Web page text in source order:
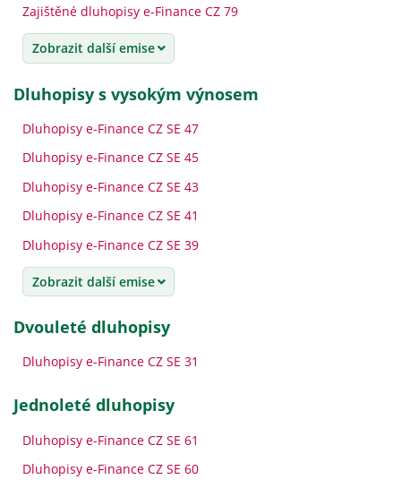
Zajištěné dluhopisy e-Finance CZ 79
Zobrazit další emise
dluhopisy s vysokým výnosem
Dluhopisy e-Finance CZ SE 47
Dluhopisy e-Finance CZ SE 45
Dluhopisy e-Finance CZ SE 43
Dluhopisy e-Finance CZ SE 41
Dluhopisy e-Finance CZ SE 39
Zobrazit další emise
dvouleté dluhopisy
Dluhopisy e-Finance CZ SE 31
jednoleté dluhopisy
Dluhopisy e-Finance CZ SE 61
Dluhopisy e-Finance CZ SE 60